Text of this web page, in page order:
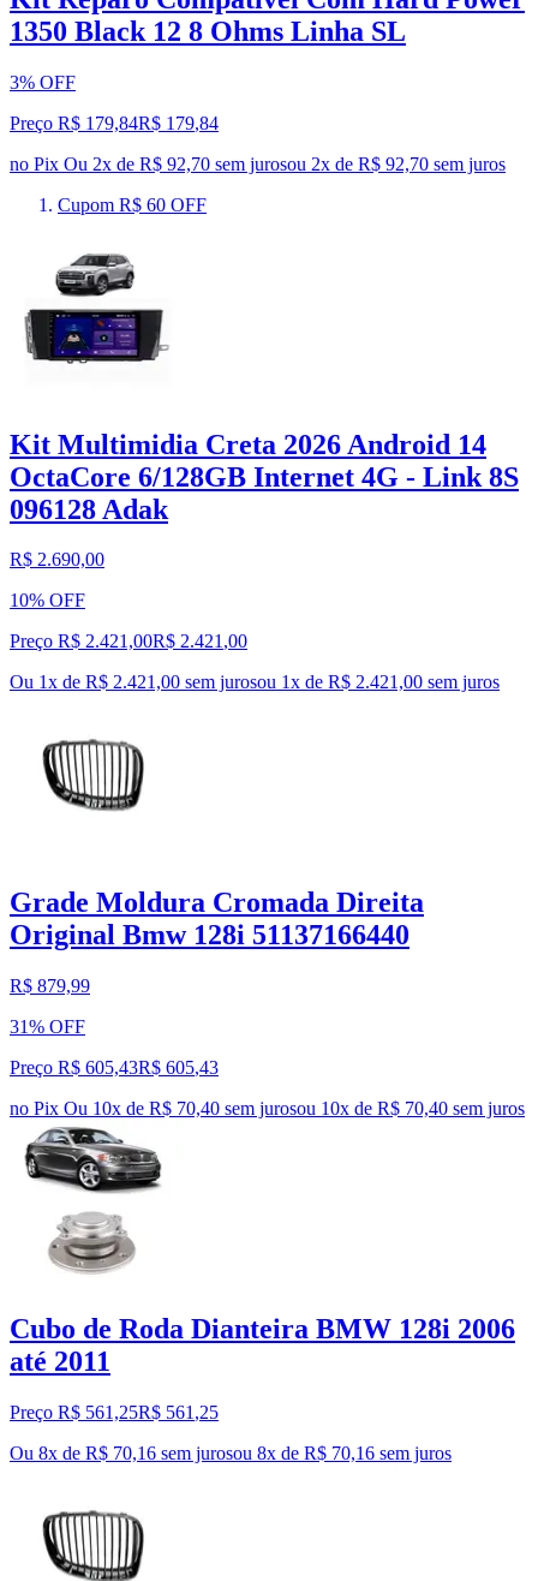
1350 Black 12 8 Ohms Linha SL
3% OFF
Preço R$ 179,84R$ 179,84
no Pix Ou 2x de R$ 92,70 sem jurosou 2x de R$ 92,70 sem juros
Cupom R$ 60 OFF
Kit Multimidia Creta 2026 Android 14
OctaCore 6/128GB Internet 4G - Link 8S
096128 Adak
R$ 2.690,00
10% OFF
Preço R$ 2.421,00R$ 2.421,00
Ou 1x de R$ 2.421,00 sem jurosou 1x de R$ 2.421,00 sem juros
Grade Moldura Cromada Direita
Original Bmw 128i 51137166440
R$ 879,99
31% OFF
Preço R$ 605,43R$ 605,43
no Pix Ou 10x de R$ 70,40 sem jurosou 10x de R$ 70,40 sem juros
Cubo de Roda Dianteira BMW 128i 2006
até 2011
Preço R$ 561,25R$ 561 ,25
Ou 8x de R$ 70,16 sem jurosou 8x de R$ 70,16 sem juros